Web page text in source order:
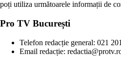
poți utiliza următoarele informații de
Pro TV București
Telefon redacție general: 021
Email redacție: